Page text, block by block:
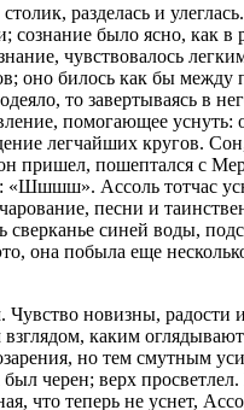
разделась и
было ясно, как в
чувствовалось
оно билось как бы между
то завертываясь в
помогающее уснуть:
легчайших кругов.
пришел, пошептался с
«Шшшш». Ассоль тотчас
песни и
синей воды,
она побыла еще
Чувство новизны, радости
взглядом, каким
но тем смутным
черен; верх просветлел.
что теперь не уснет,